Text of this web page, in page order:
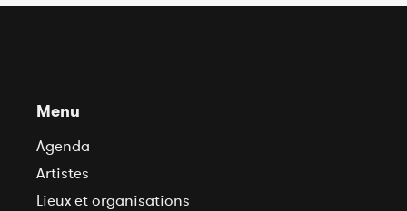
Menu
Agenda
Artistes
Lieux et organisations